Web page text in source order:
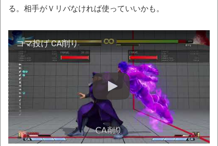
る。相手がＶリバなければ使っていいかも。
コマ投げ CA削り